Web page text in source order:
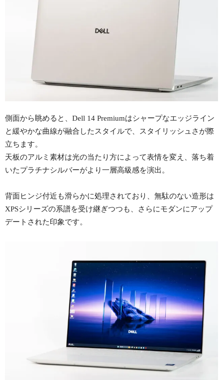
側面から眺めると、Dell 14 Premiumはシャープなエッジライン
と緩やかな曲線が融合したスタイルで、スタイリッシュさが際
立ちます。
天板のアルミ素材は光の当たり方によって表情を変え、落ち着
いたプラチナシルバーがより一層高級感を演出。
背面ヒンジ付近も滑らかに処理されており、無駄のない造形は
XPSシリーズの系譜を受け継ぎつつも、さらにモダンにアップ
デートされた印象です。